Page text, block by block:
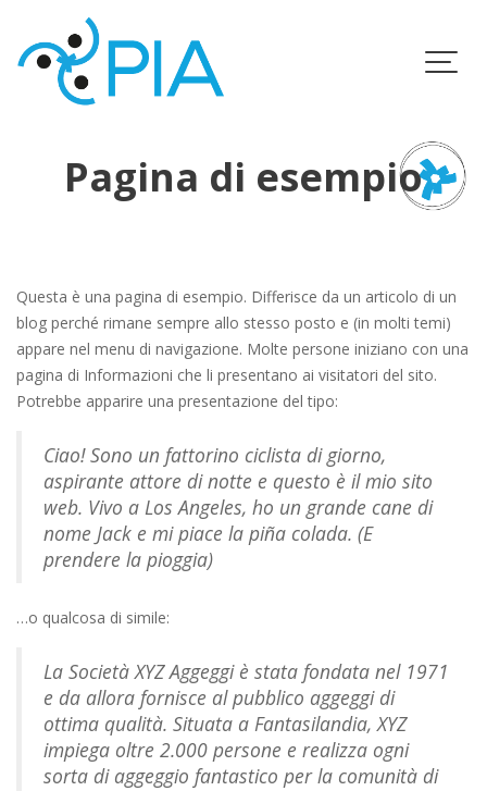
content
Pagina di esempio
Questa è una pagina di esempio. Differisce da un articolo di un
blog perché rimane sempre allo stesso posto e (in molti temi)
appare nel menu di navigazione. Molte persone iniziano con una
pagina di Informazioni che li presentano ai visitatori del sito.
Potrebbe apparire una presentazione del tipo:
Ciao! Sono un fattorino ciclista di giorno,
aspirante attore di notte e questo è il mio sito
web. Vivo a Los Angeles, ho un grande cane di
nome Jack e mi piace la piña colada. (E
prendere la pioggia)
…o qualcosa di simile:
La Società XYZ Aggeggi è stata fondata nel 1971
e da allora fornisce al pubblico aggeggi di
ottima qualità. Situata a Fantasilandia, XYZ
impiega oltre 2.000 persone e realizza ogni
sorta di aggeggio fantastico per la comunità di